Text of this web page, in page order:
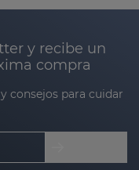
y recibe un
compra
consejos para cuidar